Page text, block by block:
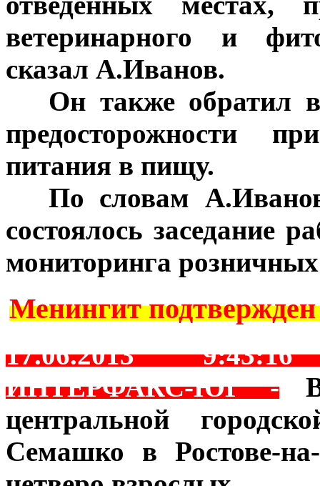
ветеринарного и
сказал А.Иванов.
Он также обратил
предосторожности
питания в пищу.
По словам
состоялось заседание
мониторинга
Менингит подтвержден
17.06.2013
ИНТЕРФАКС-ЮГ -В
центральной
Семашко в Ростове-